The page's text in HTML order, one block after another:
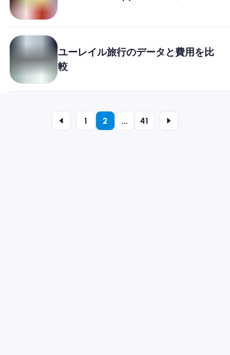
ユーレイル旅行のデータと費用を比
較
1 2 ... 41